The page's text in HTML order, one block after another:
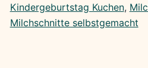
Kindergeburtstag Kuchen,
Milchschnitte selbstgemacht